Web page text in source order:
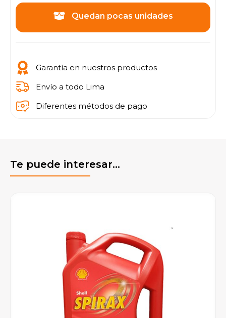
Quedan pocas unidades
Garantía en nuestros productos
Envío a todo Lima
Diferentes métodos de pago
Te puede interesar...